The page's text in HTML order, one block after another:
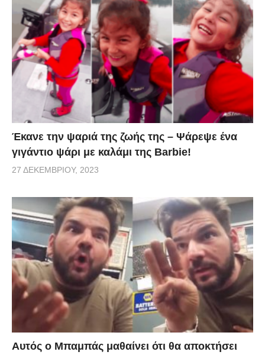
την εποχή παραγωγής της, η Chiron επί του
παρόντος αποτελεί το μοναδικό αυτοκίνητο της
Bugatti. Αυτή είναι η μαγεία της Bugatti Chiron, αυτή
ήταν και της Veyron. Ο τρόπος που τόσο εύκολα,
τόσο ήσυχα, τόσο άνετα, το hypercar μπορεί να
πιάσει τα 400 χλμ/ώρα, με τον οδηγό της να μην
καταλαβαίνει τίποτα στο εσωτερικό. Ούτε
εκκωφαντικός θόρυβος, ούτε τίποτα. Αγνή,
αστείρευτη δύναμη 1.500 ίππων, με τον οδηγό να
Έκανε την ψαριά της ζωής της – Ψάρεψε ένα
γιγάντιο ψάρι με καλάμι της Barbie!
27 ΔΕΚΕΜΒΡΊΟΥ, 2023
Αυτός ο Μπαμπάς μαθαίνει ότι θα αποκτήσει